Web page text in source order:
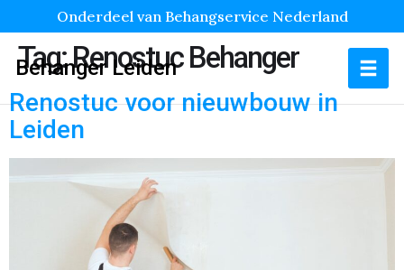
Onderdeel van Behangservice Nederland
Behanger Leiden
Tag:Renostuc Behanger
Renostuc voor nieuwbouw in
Leiden